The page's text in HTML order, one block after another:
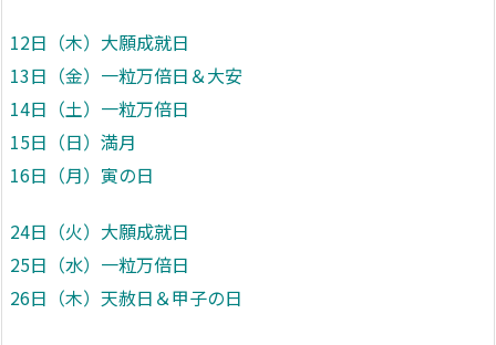
12日（木）大願成就日
13日（金）一粒万倍日＆大安
14日（土）一粒万倍日
15日（日）満月
16日（月）寅の日
24日（火）大願成就日
25日（水）一粒万倍日
26日（木）天赦日＆甲子の日